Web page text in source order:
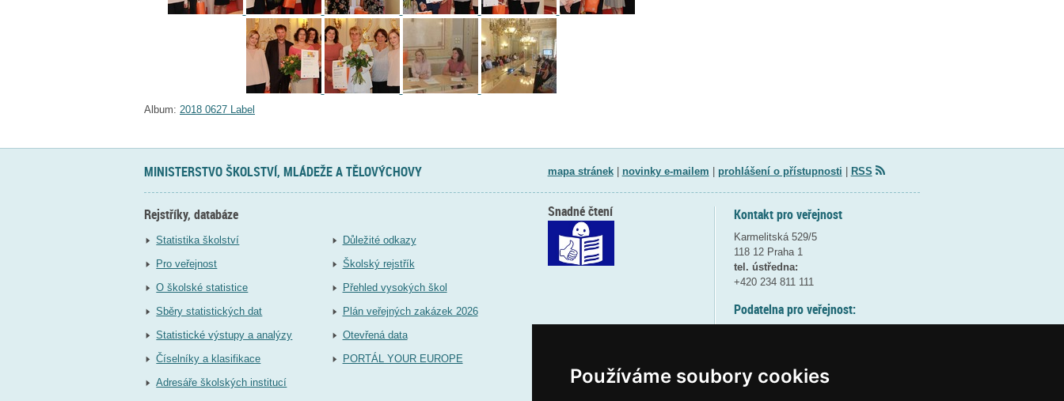
Používáme soubory cookies
Album: 2018 0627 Label
MINISTERSTVO ŠKOLSTVÍ, MLÁDEŽE A TĚLOVÝCHOVY mapa stránek| novinky e-mailem prohlášení o přístupnosti RSS
Rejstříky, databáze
Statistika školství
Pro veřejnost
O školské statistice
Sběry statistických dat
Statistické výstupy a analýzy
Číselníky a klasifikace
Adresáře školských institucí
Důležité odkazy
Školský rejstřík
Přehled vysokých škol
Plán veřejných zakázek 2026
Otevřená data
PORTÁL YOUR EUROPE
Kontakt pro veřejnost
Karmelitská 529/5
118 12 Praha 1
tel. ústředna:
+420 234 811 111
Podatelna pro veřejnost:
Snadné čtení